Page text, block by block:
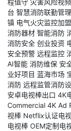
程值守 灾害风险视
台 智慧消防联勤管
镇 电气火灾监控加盟
消防器材 智能消防
消防安全 创业投资
安全预警 远程监控
AI智能 消防维保 安
业好项目 蓝海市场
消防 远程监管消防
安卓电视棒出口 4K
Commercial 4K Ad
视棒 Netflix认证电
电视棒 OEM定制电